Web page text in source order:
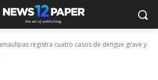
registra cuatro casos de dengue grave y